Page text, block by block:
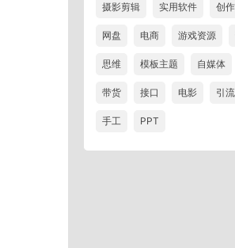
摄影剪辑 实用软件 创作
网盘 电商 游戏资源
思维 模板主题 自媒体
带货 接口 电影 引流
手工 PPT